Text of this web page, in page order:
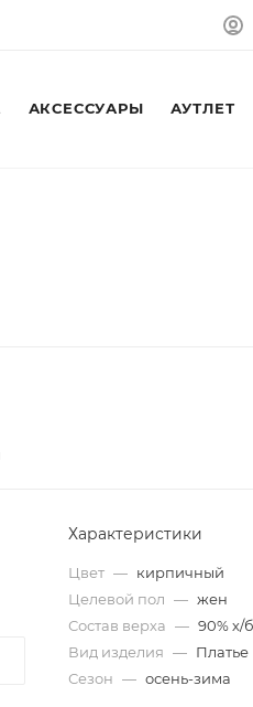
АКСЕССУАРЫ АУТЛЕТ
Характеристики
Цвет — кирпичный
Целевой пол — жен
Состав верха — 90% х/
Вид изделия — Платье
Сезон — осень-зима